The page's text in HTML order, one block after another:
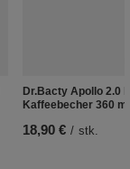
Dr.Bacty Apollo 2.0
Kaffeebecher 360
18,90 € / stk.